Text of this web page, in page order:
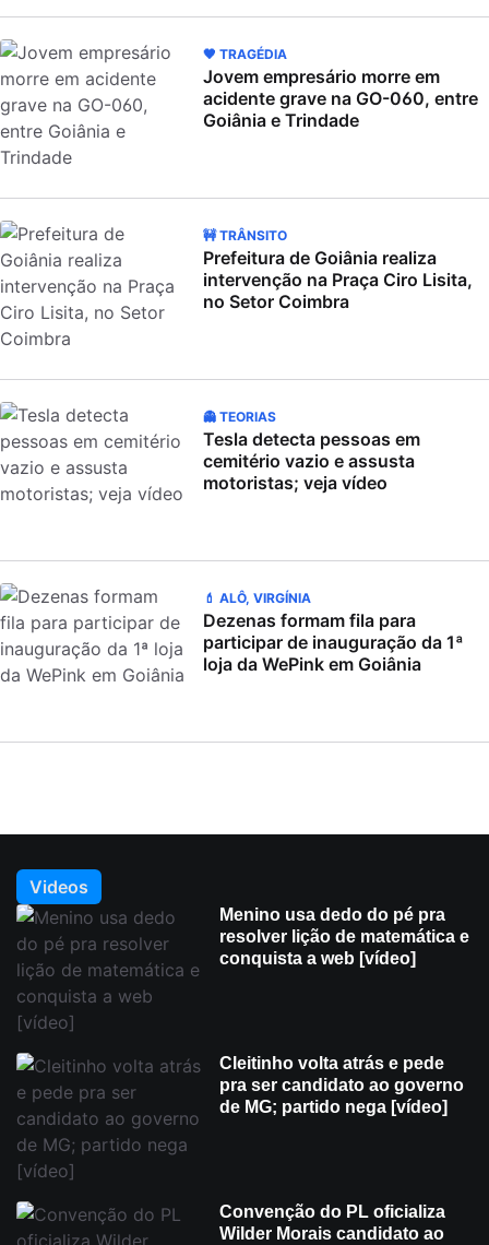
🖤 TRAGÉDIA
Jovem empresário morre em
acidente grave na GO-060, entre
Goiânia e Trindade
🚧 TRÂNSITO
Prefeitura de Goiânia realiza
intervenção na Praça Ciro Lisita,
no Setor Coimbra
👻 TEORIAS
Tesla detecta pessoas em
cemitério vazio e assusta
motoristas; veja vídeo
💄 ALÔ, VIRGÍNIA
Dezenas formam fila para
participar de inauguração da 1ª
loja da WePink em Goiânia
Videos
Menino usa dedo do pé pra
resolver lição de matemática e
conquista a web [vídeo]
Cleitinho volta atrás e pede
pra ser candidato ao governo
de MG; partido nega [vídeo]
Convenção do PL oficializa
Wilder Morais candidato ao